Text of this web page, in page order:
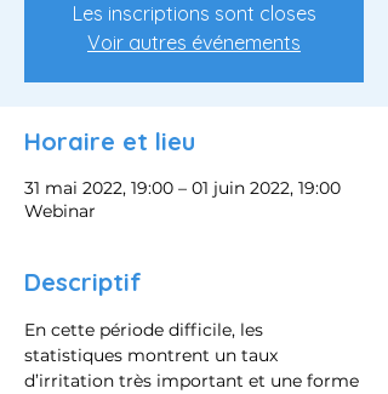
Les inscriptions sont closes
Voir autres événements
Horaire et lieu
31 mai 2022, 19:00 – 01 juin 2022, 19:00
Webinar
Descriptif
En cette période difficile, les
statistiques montrent un taux
d’irritation très important et une forme